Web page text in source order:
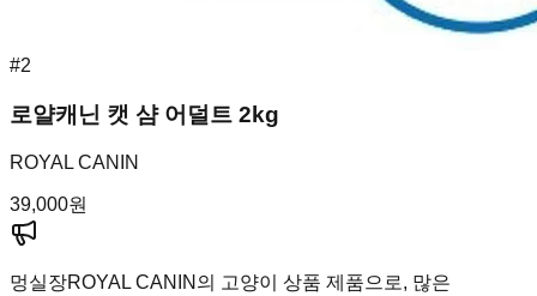
#2
로얄캐닌 캣 샴 어덜트 2kg
ROYAL CANIN
39,000원
멍실장ROYAL CANIN의 고양이 상품 제품으로, 많은